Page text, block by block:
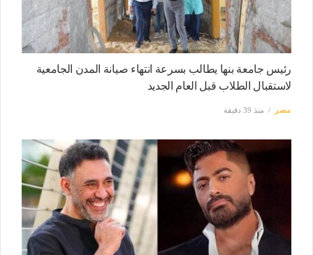
رئيس جامعة بنها يطالب بسرعة انتهاء صيانة المدن الجامعية
لاستقبال الطلاب قبل العام الجديد
مصر منذ 39 دقيقة